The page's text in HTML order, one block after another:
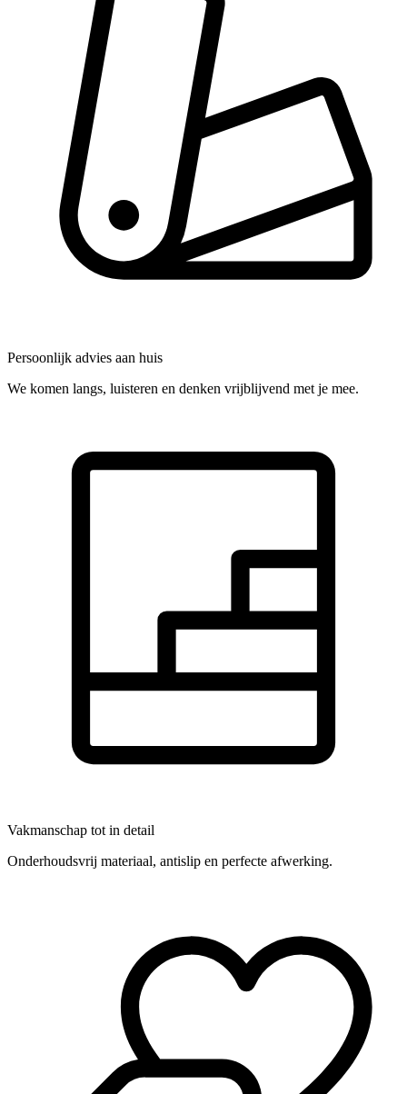
Persoonlijk advies aan huis
We komen langs, luisteren en denken vrijblijvend met je mee.
Vakmanschap tot in detail
Onderhoudsvrij materiaal, antislip en perfecte afwerking.